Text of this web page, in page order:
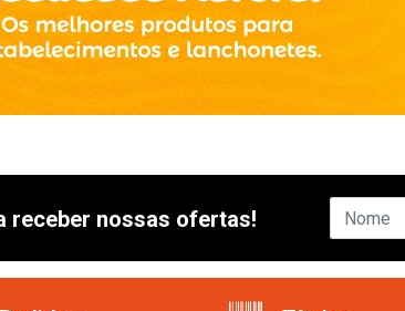
receber nossas ofertas!